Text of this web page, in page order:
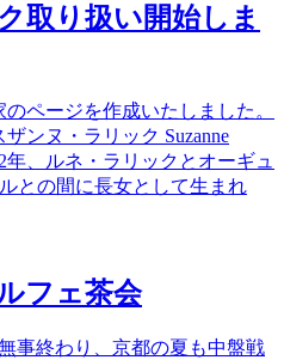
取り扱い開始しま
ページを作成いたしました。
ンヌ・ラリック Suzanne
・ラリックとオーギュ
との間に長女として生まれ
フェ茶会
事終わり、京都の夏も中盤戦